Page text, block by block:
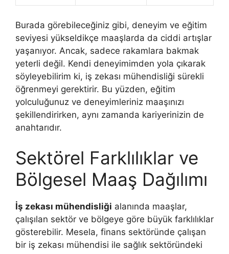
Burada görebileceğiniz gibi, deneyim ve eğitim
seviyesi yükseldikçe maaşlarda da ciddi artışlar
yaşanıyor. Ancak, sadece rakamlara bakmak
yeterli değil. Kendi deneyimimden yola çıkarak
söyleyebilirim ki, iş zekası mühendisliği sürekli
öğrenmeyi gerektirir. Bu yüzden, eğitim
yolculuğunuz ve deneyimleriniz maaşınızı
şekillendirirken, aynı zamanda kariyerinizin de
anahtarıdır.
Sektörel Farklılıklar ve
Bölgesel Maaş Dağılımı
İş zekası mühendisliği alanında maaşlar,
çalışılan sektör ve bölgeye göre büyük farklılıklar
gösterebilir. Mesela, finans sektöründe çalışan
bir iş zekası mühendisi ile sağlık sektöründeki